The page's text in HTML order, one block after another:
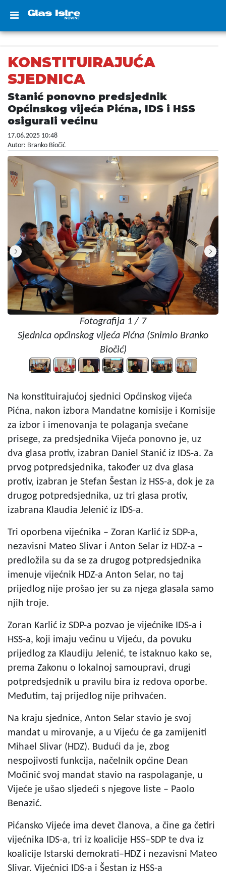
KONSTITUIRAJUĆA
SJEDNICA
Stanić ponovno predsjednik
Općinskog vijeća Pićna, IDS i HSS
osigurali većinu
17.06.2025 10:48
Autor: Branko Biočić
Fotografija 1 / 7
Sjednica općinskog vijeća Pićna (Snimio Branko
Biočić)
Na konstituirajućoj sjednici Općinskog vijeća
Pićna, nakon izbora Mandatne komisije i Komisije
za izbor i imenovanja te polaganja svečane
prisege, za predsjednika Vijeća ponovno je, uz
dva glasa protiv, izabran Daniel Stanić iz IDS-a. Za
prvog potpredsjednika, također uz dva glasa
protiv, izabran je Stefan Šestan iz HSS-a, dok je za
drugog potpredsjednika, uz tri glasa protiv,
izabrana Klaudia Jelenić iz IDS-a.
Tri oporbena vijećnika – Zoran Karlić iz SDP-a,
nezavisni Mateo Slivar i Anton Selar iz HDZ-a –
predložila su da se za drugog potpredsjednika
imenuje vijećnik HDZ-a Anton Selar, no taj
prijedlog nije prošao jer su za njega glasala samo
njih troje.
Zoran Karlić iz SDP-a pozvao je vijećnike IDS-a i
HSS-a, koji imaju većinu u Vijeću, da povuku
prijedlog za Klaudiju Jelenić, te istaknuo kako se,
prema Zakonu o lokalnoj samoupravi, drugi
potpredsjednik u pravilu bira iz redova oporbe.
Međutim, taj prijedlog nije prihvaćen.
Na kraju sjednice, Anton Selar stavio je svoj
mandat u mirovanje, a u Vijeću će ga zamijeniti
Mihael Slivar (HDZ). Budući da je, zbog
nespojivosti funkcija, načelnik općine Dean
Močinić svoj mandat stavio na raspolaganje, u
Vijeće je ušao sljedeći s njegove liste – Paolo
Benazić.
Pićansko Vijeće ima devet članova, a čine ga četiri
vijećnika IDS-a, tri iz koalicije HSS–SDP te dva iz
koalicije Istarski demokrati–HDZ i nezavisni Mateo
Slivar. Vijećnici IDS-a i Šestan iz HSS-a